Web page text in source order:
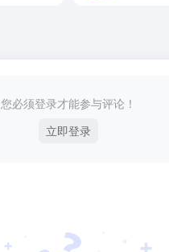
您必须登录才能参与评论！
立即登录